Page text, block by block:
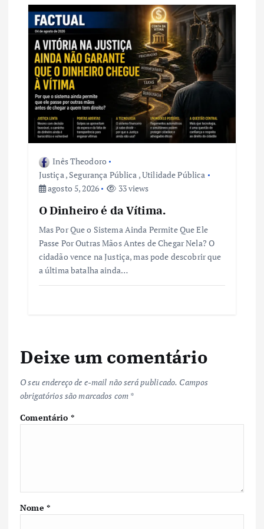
Inês Theodoro
Justiça, Segurança Pública ,Utilidade Pública
agosto 5, 2026
33 views
O Dinheiro é da Vítima.
Mas Por Que o Sistema Ainda Permite Que Ele
Passe Por Outras Mãos Antes de Chegar Nela? O
cidadão vence na Justiça, mas pode descobrir que
a última batalha ainda…
Deixe um comentário
O seu endereço de e-mail não será publicado. Campos
obrigatórios são marcados com *
Comentário *
Nome *